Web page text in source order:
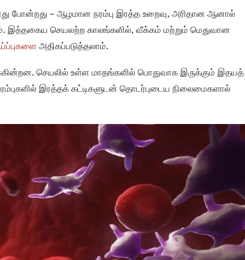
போன்றது – ஆழமான நரம்பு இரத்த உறைவு, அரிதான ஆனால்
இத்தகைய செயலற்ற காலங்களில், வீக்கம் மற்றும் மெதுவான
அதிகப்படுத்தலாம்.
செயலில் உள்ள மாதங்களில் பொதுவாக இருக்கும் இதயத்
இரத்தக் கட்டிகளுடன் தொடர்புடைய நிலைமைகளால்